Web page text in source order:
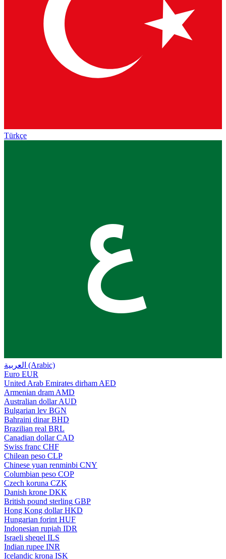
Türkçe
ع
العربية (Arabic)
Euro EUR
United Arab Emirates dirham AED
Armenian dram AMD
Australian dollar AUD
Bulgarian lev BGN
Bahraini dinar BHD
Brazilian real BRL
Canadian dollar CAD
Swiss franc CHF
Chilean peso CLP
Chinese yuan renminbi CNY
Columbian peso COP
Czech koruna CZK
Danish krone DKK
British pound sterling GBP
Hong Kong dollar HKD
Hungarian forint HUF
Indonesian rupiah IDR
Israeli sheqel ILS
Indian rupee INR
Icelandic krona ISK